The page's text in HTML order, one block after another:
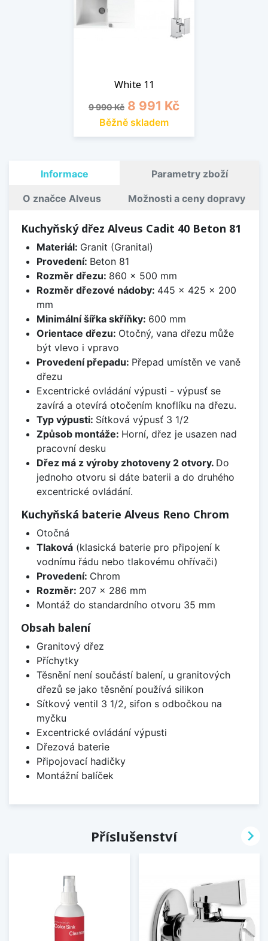
White 11
Běžná cena
9 990 Kč Cena
8 991 Kč
Běžně skladem
Informace Parametry zboží
O značce Alveus Možnosti a ceny dopravy
Kuchyňský dřez Alveus Cadit 40 Beton 81
Materiál: Granit (Granital)
Provedení: Beton 81
Rozměr dřezu: 860 x 500 mm
Rozměr dřezové nádoby: 445 x 425 x 200
mm
Minimální šířka skříňky: 600 mm
Orientace dřezu: Otočný, vana dřezu může
být vlevo i vpravo
Provedení přepadu: Přepad umístěn ve vaně
dřezu
Excentrické ovládání výpusti - výpusť se
zavírá a otevírá otočením knoflíku na dřezu.
Typ výpusti: Sítková výpusť 3 1/2
Způsob montáže: Horní, dřez je usazen nad
pracovní desku
Dřez má z výroby zhotoveny 2 otvory. Do
jednoho otvoru si dáte baterii a do druhého
excentrické ovládání.
Kuchyňská baterie Alveus Reno Chrom
Otočná
Tlaková(klasická baterie pro připojení k
vodnímu řádu nebo tlakovému ohřívači)
Provedení: Chrom
Rozměr: 207 x 286 mm
Montáž do standardního otvoru 35 mm
Obsah balení
Granitový dřez
Příchytky
Těsnění není součástí balení, u granitových
dřezů se jako těsnění používá silikon
Sítkový ventil 3 1/2, sifon s odbočkou na
myčku
Excentrické ovládání výpusti
Dřezová baterie
Připojovací hadičky
Montážní balíček
Příslušenství 